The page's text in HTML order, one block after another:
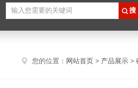
您的位置： 网站首页 > 产品展示 >